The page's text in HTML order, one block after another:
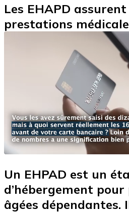
Les EHAPD assurent
prestations
Un EHPAD est un
d’hébergement pour
âgées dépendantes.